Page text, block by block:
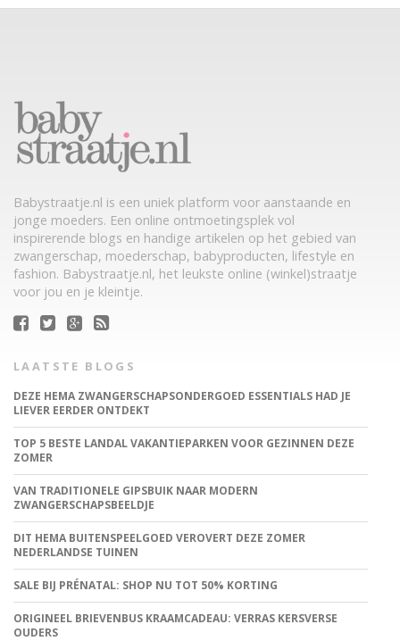
Babystraatje.nl is een uniek platform voor aanstaande en
jonge moeders. Een online ontmoetingsplek vol
inspirerende blogs en handige artikelen op het gebied van
zwangerschap, moederschap, babyproducten, lifestyle en
fashion. Babystraatje.nl, het leukste online (winkel)straatje
voor jou en je kleintje.
LAATSTE BLOGS
DEZE HEMA ZWANGERSCHAPSONDERGOED ESSENTIALS HAD JE
LIEVER EERDER ONTDEKT
TOP 5 BESTE LANDAL VAKANTIEPARKEN VOOR GEZINNEN DEZE
ZOMER
VAN TRADITIONELE GIPSBUIK NAAR MODERN
ZWANGERSCHAPSBEELDJE
DIT HEMA BUITENSPEELGOED VEROVERT DEZE ZOMER
NEDERLANDSE TUINEN
SALE BIJ PRÉNATAL: SHOP NU TOT 50% KORTING
ORIGINEEL BRIEVENBUS KRAAMCADEAU: VERRAS KERSVERSE
OUDERS